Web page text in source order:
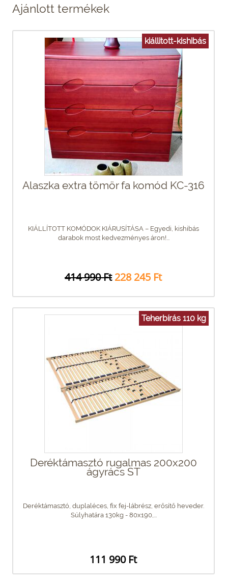
Ajánlott termékek
kiállitott-kishibás
Alaszka extra tömör fa komód KC-316
KIÁLLÍTOTT KOMÓDOK KIÁRUSÍTÁSA – Egyedi, kishibás
darabok most kedvezményes áron!...
414 990 Ft 228 245 Ft
Teherbírás 110 kg
Deréktámasztó rugalmas 200x200
ágyrács ST
Deréktámasztó, duplaléces, fix fej-lábrész, erősítő heveder.
Súlyhatára 130kg - 80x190,...
111 990 Ft